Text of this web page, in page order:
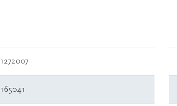
1272007
165041